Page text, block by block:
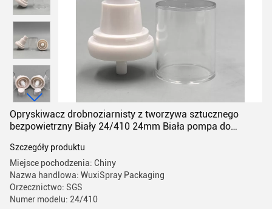
Opryskiwacz drobnoziarnisty z tworzywa sztucznego
bezpowietrzny Biały 24/410 24mm Biała pompa do
Szczegóły produktu
Miejsce pochodzenia: Chiny
Nazwa handlowa: WuxiSpray Packaging
Orzecznictwo: SGS
Numer modelu: 24/410